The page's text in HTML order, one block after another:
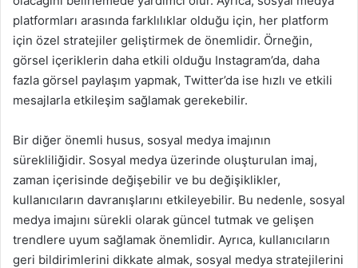
platformları arasında farklılıklar olduğu için, her platform
için özel stratejiler geliştirmek de önemlidir. Örneğin,
görsel içeriklerin daha etkili olduğu Instagram’da, daha
fazla görsel paylaşım yapmak, Twitter’da ise hızlı ve etkili
mesajlarla etkileşim sağlamak gerekebilir.
Bir diğer önemli husus, sosyal medya imajının
sürekliliğidir. Sosyal medya üzerinde oluşturulan imaj,
zaman içerisinde değişebilir ve bu değişiklikler,
kullanıcıların davranışlarını etkileyebilir. Bu nedenle, sosyal
medya imajını sürekli olarak güncel tutmak ve gelişen
trendlere uyum sağlamak önemlidir. Ayrıca, kullanıcıların
geri bildirimlerini dikkate almak, sosyal medya stratejilerini